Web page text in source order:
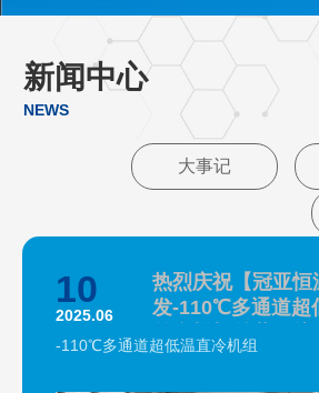
新闻中心
NEWS
大事记
10
2025.06
热烈庆祝【冠亚恒
发-110℃多通道超
首台样机总装下线
-110℃多通道超低温直冷机组